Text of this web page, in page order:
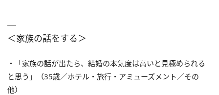
＜家族の話をする＞
・「家族の話が出たら、結婚の本気度は高いと見極められる
と思う」（35歳／ホテル・旅行・アミューズメント／その
他）